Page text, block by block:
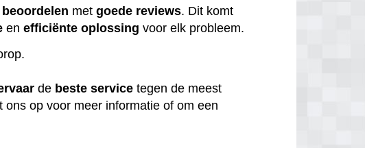
beoordelen metgoede reviews. Dit komt
enefficiënte oplossing voor elk probleem.
de beste service tegen de meest
ons op voor meer informatie of om een